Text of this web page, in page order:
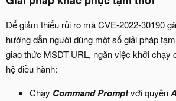
Để giảm thiểu rủi ro mà CVE-2022-30190
hướng dẫn người dùng một số giải pháp
giao thức MSDT URL, ngăn việc khởi chạy
hệ điều hành:
Chạy Command Promptvới quyền